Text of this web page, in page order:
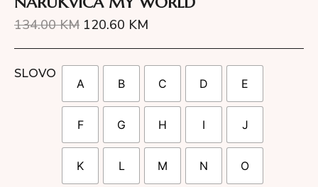
134.00KM 120.60 KM
SLOVO
A B C D E
F G H I J
K L M N O